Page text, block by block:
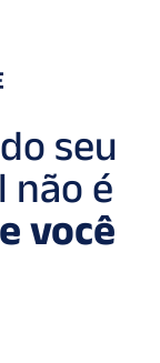
seu
não é
você